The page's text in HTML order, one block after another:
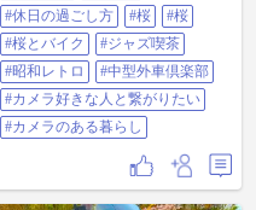
#休日の過ごし方
#桜
#桜
#桜とバイク
#ジャズ喫茶
#昭和レトロ
#中型外車倶楽部
#カメラ好きな人と繋がりたい
#カメラのある暮らし